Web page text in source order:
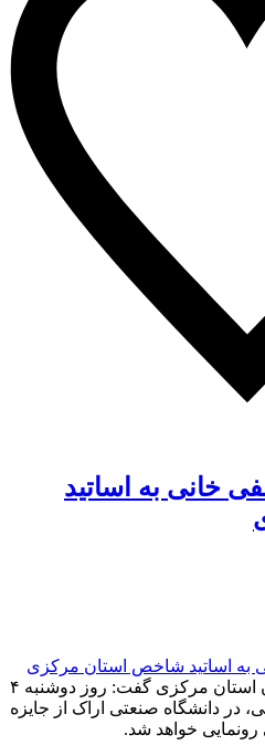
خانی به اساتید
ایسنا/مرکزی رئیس بنیاد نخبگان استان مرکزی گفت: روز دوشنبه ۴
در دانشگاه صنعتی اراک از جایزه
خواهد شد.